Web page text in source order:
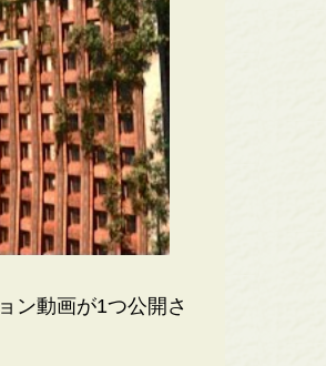
ン動画が1つ公開さ